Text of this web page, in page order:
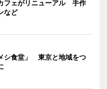
フェがリニューアル 手作
など
シ食堂」 東京と地域をつ